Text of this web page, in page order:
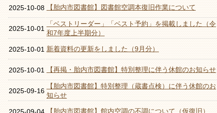
2025-10-08 【胎内市図書館】図書館空調本復旧作業について
2025-10-01
「ベストリーダー」「ベスト予約」を掲載しました（令
和7年度上半期分）
2025-10-01 新着資料の更新をしました（9月分）
2025-10-01 【再掲・胎内市図書館】特別整理に伴う休館のお知らせ
2025-09-16
【胎内市図書館】特別整理（蔵書点検）に伴う休館のお
知らせ
【胎内市図書館】館内空調の不調について（仮復旧）